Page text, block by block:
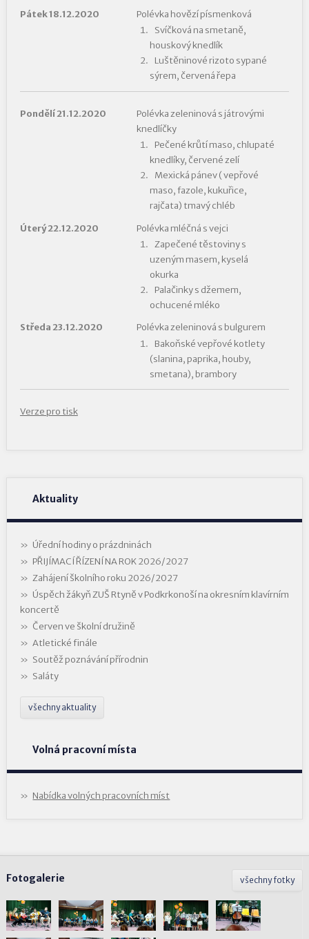
Pátek 18.12.2020
Polévka hovězí písmenková
Svíčková na smetaně,
houskový knedlík
Luštěninové rizoto sypané
sýrem, červená řepa
Pondělí 21.12.2020
Polévka zeleninová s játrovými
knedlíčky
Pečené krůtí maso, chlupaté
knedlíky, červené zelí
Mexická pánev ( vepřové
maso, fazole, kukuřice,
rajčata) tmavý chléb
Úterý 22.12.2020
Polévka mléčná s vejci
Zapečené těstoviny s
uzeným masem, kyselá
okurka
Palačinky s džemem,
ochucené mléko
Středa 23.12.2020
Polévka zeleninová s bulgurem
Bakoňské vepřové kotlety
(slanina, paprika, houby,
smetana), brambory
Verze pro tisk
Aktuality
Úřední hodiny o prázdninách
PŘIJÍMACÍ ŘÍZENÍ NA ROK 2026/2027
Zahájení školního roku 2026/2027
Úspěch žákyň ZUŠ Rtyně v Podkrkonoší na okresním klavírním
koncertě
Červen ve školní družině
Atletické finále
Soutěž poznávání přírodnin
Saláty
všechny aktuality
Volná pracovní místa
Nabídka volných pracovních míst
všechny fotky
Fotogalerie